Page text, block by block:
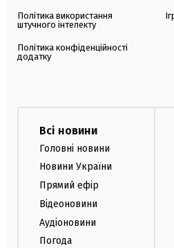
Політика використання
штучного інтелекту
Політика конфіденційності
додатку
Всі новини
Головні новини
Новини України
Прямий ефір
Відеоновини
Аудіоновини
Погода